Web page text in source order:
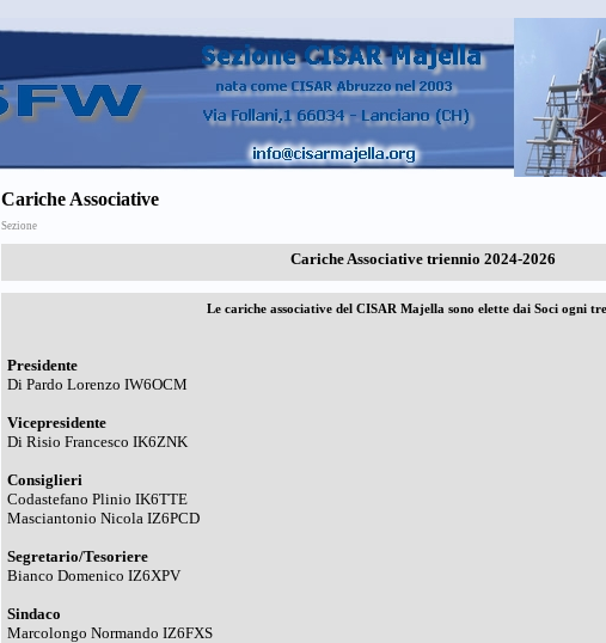
Cariche Associative
Sezione
Cariche Associative triennio 2024-2026
Le cariche associative del CISAR Majella sono elette dai Soci ogni
Presidente
Di Pardo Lorenzo IW6OCM
Vicepresidente
Di Risio Francesco IK6ZNK
Consiglieri
Codastefano Plinio IK6TTE
Masciantonio Nicola IZ6PCD
Segretario/Tesoriere
Bianco Domenico IZ6XPV
Sindaco
Marcolongo Normando IZ6FXS